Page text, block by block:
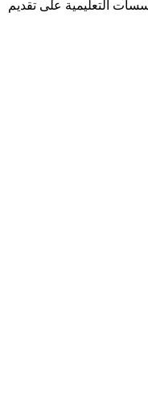
التعليمية على تقديم